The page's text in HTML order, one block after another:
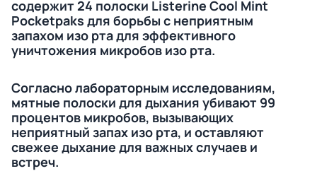
содержит 24 полоски Listerine Cool Mint
Pocketpaks для борьбы с неприятным
запахом изо рта для эффективного
уничтожения микробов изо рта.
Согласно лабораторным исследованиям,
мятные полоски для дыхания убивают 99
процентов микробов, вызывающих
неприятный запах изо рта, и оставляют
свежее дыхание для важных случаев и
встреч.